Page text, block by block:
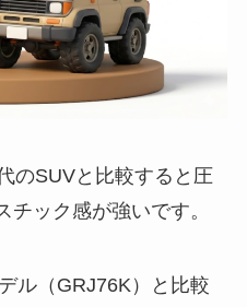
のSUVと比較すると圧
ック感が強いです。
ル（GRJ76K）と比較